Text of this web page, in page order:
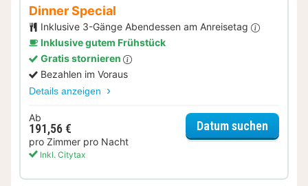
Dinner Special
Inklusive 3-Gänge Abendessen am Anreisetag
Inklusive gutem Frühstück
Gratis stornieren
Bezahlen im Voraus
Details anzeigen
Ab
191,56 €
pro Zimmer pro Nacht
Inkl. Citytax
Datum suchen